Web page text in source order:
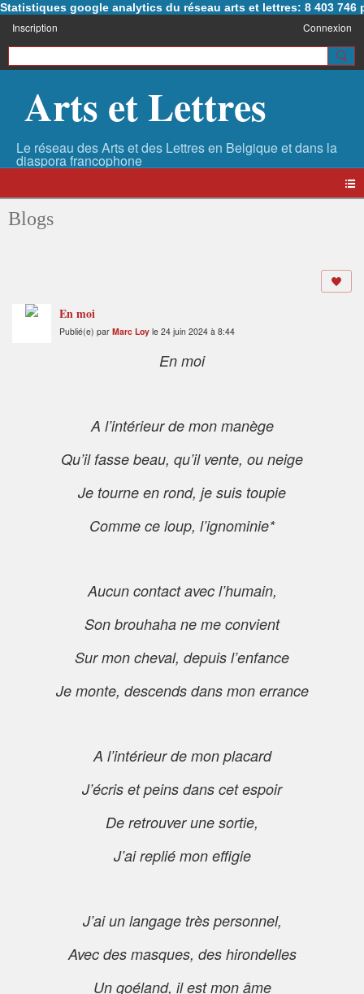
Statistiques google analytics du réseau arts et lettres: 8 403 746
Inscription Connexion
Arts et Lettres
Blogs
En moi
Publié(e) par Marc Loy le 24 juin 2024 à 8:44
En moi
A l’intérieur de mon manège
Qu’il fasse beau, qu’il vente, ou neige
Je tourne en rond, je suis toupie
Comme ce loup, l’ignominie*
Aucun contact avec l’humain,
Son brouhaha ne me convient
Sur mon cheval, depuis l’enfance
Je monte, descends dans mon errance
A l’intérieur de mon placard
J’écris et peins dans cet espoir
De retrouver une sortie,
J’ai replié mon effigie
J’ai un langage très personnel,
Avec des masques, des hirondelles
Un goéland, il est mon âme